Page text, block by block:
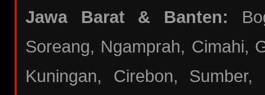
Jawa Barat & Banten:
Soreang, Ngamprah, Cimahi,
Kuningan, Cirebon,